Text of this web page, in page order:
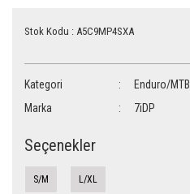
Stok Kodu : A5C9MP4SXA
Kategori
Enduro/MTB
Marka
7iDP
Seçenekler
S/M L/XL